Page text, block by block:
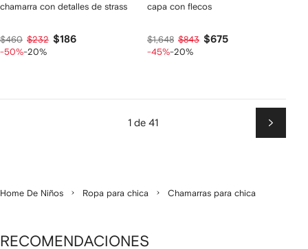
chamarra con detalles de strass
$460 $232 $186
-50%-20%
capa con flecos
$1,648 $843 $675
-45%-20%
1 de 41
Home De Niños Ropa para chica Chamarras para chica
RECOMENDACIONES